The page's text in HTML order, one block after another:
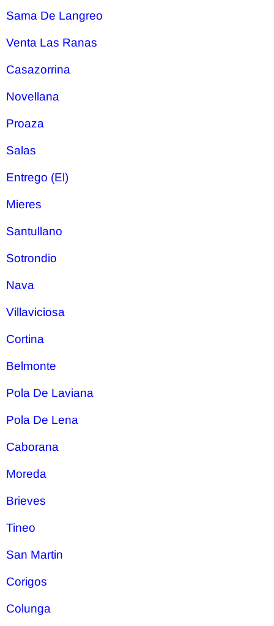
Sama De Langreo
Venta Las Ranas
Casazorrina
Novellana
Proaza
Salas
Entrego (El)
Mieres
Santullano
Sotrondio
Nava
Villaviciosa
Cortina
Belmonte
Pola De Laviana
Pola De Lena
Caborana
Moreda
Brieves
Tineo
San Martin
Corigos
Colunga